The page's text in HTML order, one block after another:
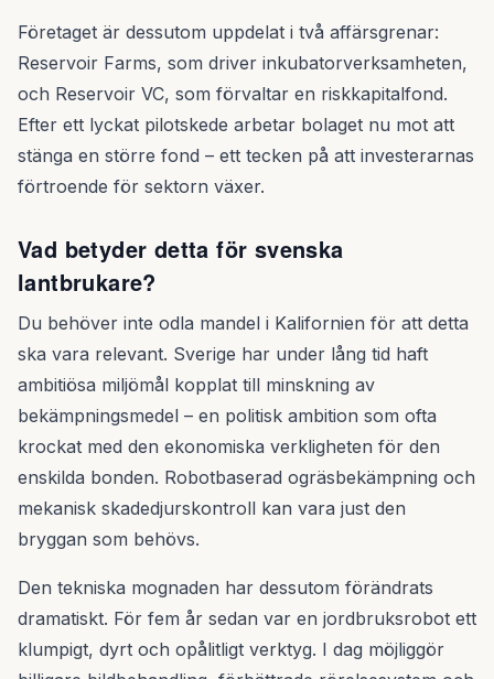
Företaget är dessutom uppdelat i två affärsgrenar:
Reservoir Farms, som driver inkubatorverksamheten,
och Reservoir VC, som förvaltar en riskkapitalfond.
Efter ett lyckat pilotskede arbetar bolaget nu mot att
stänga en större fond – ett tecken på att investerarnas
förtroende för sektorn växer.
Vad betyder detta för svenska
lantbrukare?
Du behöver inte odla mandel i Kalifornien för att detta
ska vara relevant. Sverige har under lång tid haft
ambitiösa miljömål kopplat till minskning av
bekämpningsmedel – en politisk ambition som ofta
krockat med den ekonomiska verkligheten för den
enskilda bonden. Robotbaserad ogräsbekämpning och
mekanisk skadedjurskontroll kan vara just den
bryggan som behövs.
Den tekniska mognaden har dessutom förändrats
dramatiskt. För fem år sedan var en jordbruksrobot ett
klumpigt, dyrt och opålitligt verktyg. I dag möjliggör